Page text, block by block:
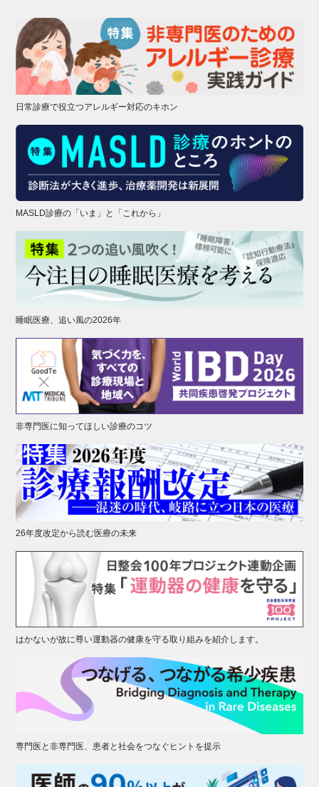
日常診療で役立つアレルギー対応のキホン
MASLD診療の「いま」と「これから」
睡眠医療、追い風の2026年
非専門医に知ってほしい診療のコツ
26年度改定から読む医療の未来
はかないが故に尊い運動器の健康を守る取り組みを紹介します。
専門医と非専門医、患者と社会をつなぐヒントを提示